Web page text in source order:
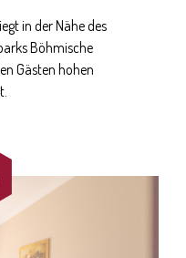
in der Nähe des
Böhmische
Gästen hohen